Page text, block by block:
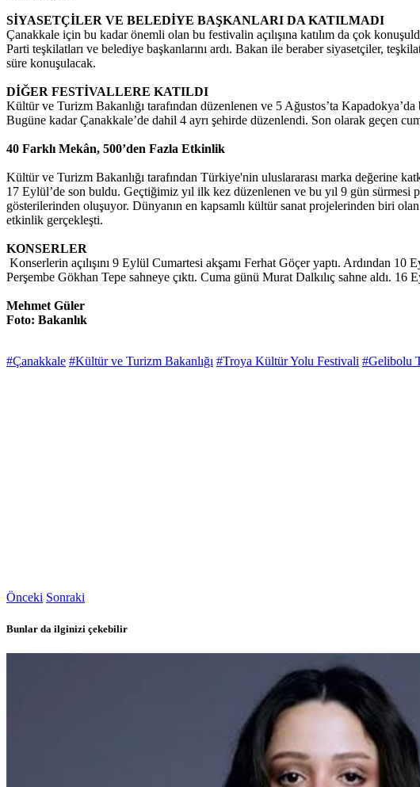
SİYASETÇİLER VE BELEDİYE BAŞKANLARI DA KATILMADI
Çanakkale için bu kadar önemli olan bu festivalin açılışına katılım da çok
Parti teşkilatları ve belediye başkanlarını ardı. Bakan ile beraber siyasetçiler,
süre konuşulacak.
DİĞER FESTİVALLERE KATILDI
Kültür ve Turizm Bakanlığı tarafından düzenlenen ve 5 Ağustos’ta
Bugüne kadar Çanakkale’de dahil 4 ayrı şehirde düzenlendi. Son olarak geçen
40 Farklı Mekân, 500’den Fazla Etkinlik
Kültür ve Turizm Bakanlığı tarafından Türkiye'nin uluslararası marka değerine
17 Eylül’de son buldu. Geçtiğimiz yıl ilk kez düzenlenen ve bu yıl 9 gün
gösterilerinden oluşuyor. Dünyanın en kapsamlı kültür sanat projelerinden biri
etkinlik gerçekleşti.
KONSERLER
Konserlerin açılışını 9 Eylül Cumartesi akşamı Ferhat Göçer yaptı. Ardından
Perşembe Gökhan Tepe sahneye çıktı. Cuma günü Murat Dalkılıç sahne aldı.
Mehmet Güler
Foto: Bakanlık
#Çanakkale #Kültür ve Turizm Bakanlığı #Troya Kültür Yolu Festivali #Gelibolu
Önceki Sonraki
Bunlar da ilginizi çekebilir